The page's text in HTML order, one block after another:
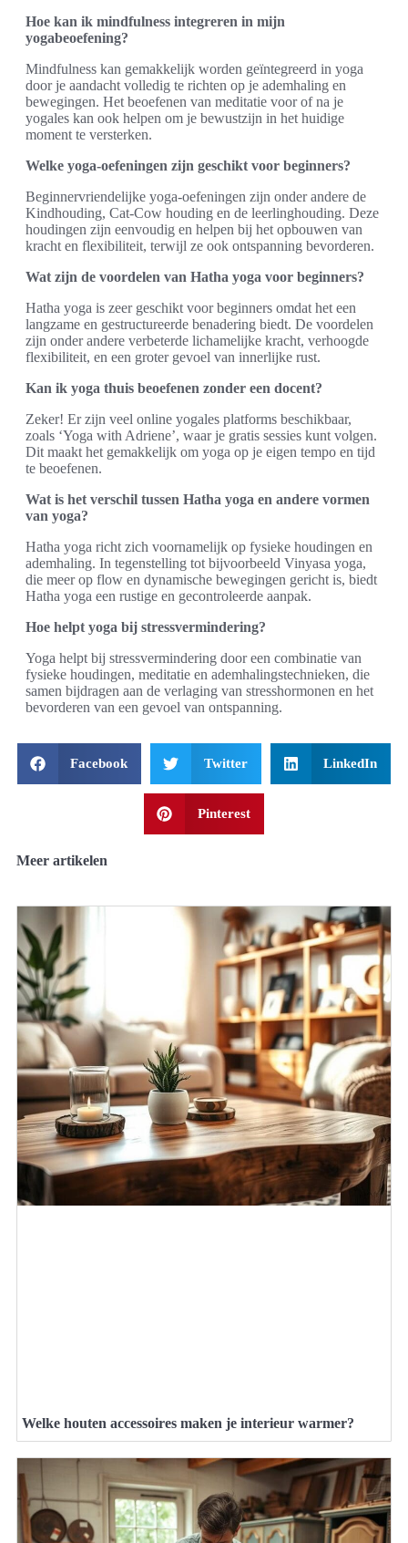
Hoe kan ik mindfulness integreren in mijn
yogabeoefening?
Mindfulness kan gemakkelijk worden geïntegreerd in yoga
door je aandacht volledig te richten op je ademhaling en
bewegingen. Het beoefenen van meditatie voor of na je
yogales kan ook helpen om je bewustzijn in het huidige
moment te versterken.
Welke yoga-oefeningen zijn geschikt voor beginners?
Beginnervriendelijke yoga-oefeningen zijn onder andere de
Kindhouding, Cat-Cow houding en de leerlinghouding. Deze
houdingen zijn eenvoudig en helpen bij het opbouwen van
kracht en flexibiliteit, terwijl ze ook ontspanning bevorderen.
Wat zijn de voordelen van Hatha yoga voor beginners?
Hatha yoga is zeer geschikt voor beginners omdat het een
langzame en gestructureerde benadering biedt. De voordelen
zijn onder andere verbeterde lichamelijke kracht, verhoogde
flexibiliteit, en een groter gevoel van innerlijke rust.
Kan ik yoga thuis beoefenen zonder een docent?
Zeker! Er zijn veel online yogales platforms beschikbaar,
zoals ‘Yoga with Adriene’, waar je gratis sessies kunt volgen.
Dit maakt het gemakkelijk om yoga op je eigen tempo en tijd
te beoefenen.
Wat is het verschil tussen Hatha yoga en andere vormen
van yoga?
Hatha yoga richt zich voornamelijk op fysieke houdingen en
ademhaling. In tegenstelling tot bijvoorbeeld Vinyasa yoga,
die meer op flow en dynamische bewegingen gericht is, biedt
Hatha yoga een rustige en gecontroleerde aanpak.
Hoe helpt yoga bij stressvermindering?
Yoga helpt bij stressvermindering door een combinatie van
fysieke houdingen, meditatie en ademhalingstechnieken, die
samen bijdragen aan de verlaging van stresshormonen en het
bevorderen van een gevoel van ontspanning.
Facebook Twitter LinkedIn
Pinterest
Meer artikelen
Welke houten accessoires maken je interieur warmer?